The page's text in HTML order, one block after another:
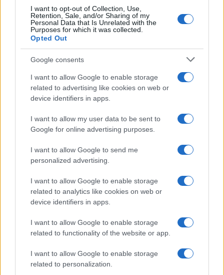
I want to opt-out of Collection, Use,
Retention, Sale, and/or Sharing of my
Personal Data that Is Unrelated with the
Purposes for which it was collected.
Opted Out
Google consents
I want to allow Google to enable storage
related to advertising like cookies on web or
device identifiers in apps.
I want to allow my user data to be sent to
Google for online advertising purposes.
I want to allow Google to send me
personalized advertising.
I want to allow Google to enable storage
related to analytics like cookies on web or
device identifiers in apps.
I want to allow Google to enable storage
related to functionality of the website or app.
I want to allow Google to enable storage
related to personalization.
Matteo Pellegrino · 6 Ago 2026
NEWS E ATTUALITÀ
tra carburanti, spiagge e incendi
Matteo Pellegrino · 25 Lug 2026